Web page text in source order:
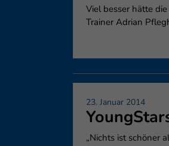
Viel besser hätte
Trainer Adrian
23. Januar 2014
„Nichts ist schöner